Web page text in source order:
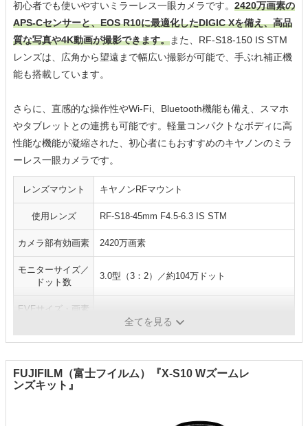
初心者でも使いやすいミラーレス一眼カメラです。 2420万画素の
APS-Cセンサーと、EOS R10に最適化したDIGIC Xを備え、高品
質な写真や4K動画が撮影できます。また、RF-S18-150 IS STM
レンズは、広角から望遠まで幅広い撮影が可能で、手ぶれ補正機
能も搭載しています。
さらに、直感的な操作性やWi-Fi、Bluetooth機能も備え、スマホ
やタブレットとの連携も可能です。軽量コンパクトなボディに高
性能な機能が凝縮された、初心者にもおすすめのキヤノンのミラ
ーレス一眼カメラです。
レンズマウント キヤノンRFマウント
使用レンズ RF-S18-45mm F4.5-6.3 IS STM
カメラ部有効画素 2420万画素
モニターサイズ／
ドット数
3.0型（3：2）／約104万ドット
EVFサイズ・画素
0.39型／約236万ドット
全てを見る
FUJIFILM（富士フイルム）『X-S10 Wズームレ
ンズキット』